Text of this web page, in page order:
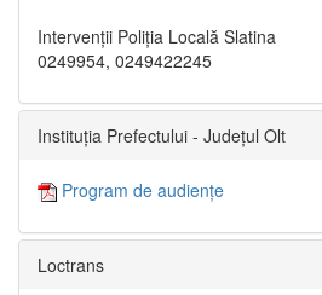
Intervenții Poliția Locală Slatina
0249954, 0249422245
Instituția Prefectului - Județul Olt
Program de audiențe
Loctrans